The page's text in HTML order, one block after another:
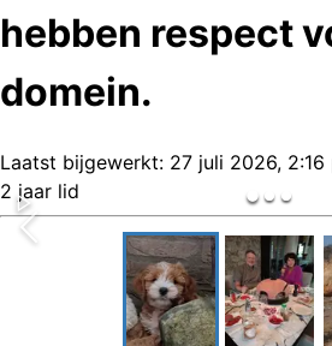
hebben respect
domein.
Laatst bijgewerkt: 27 juli 2026, 2:16
2 jaar lid